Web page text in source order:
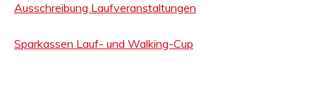
Ausschreibung Laufveranstaltungen
Sparkassen Lauf- und Walking-Cup